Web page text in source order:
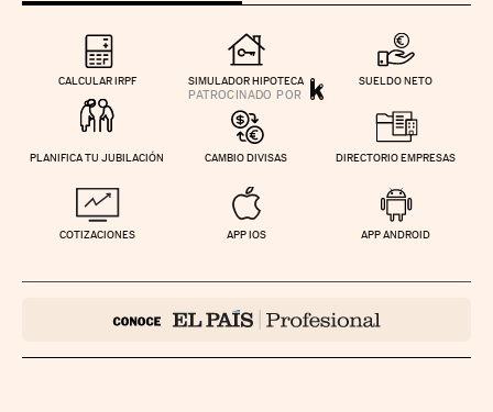
CALCULAR IRPF SIMULADOR HIPOTECA SUELDO NETO
PLANIFICA TU JUBILACIÓN CAMBIO DIVISAS DIRECTORIO EMPRESAS
COTIZACIONES APP IOS APP ANDROID